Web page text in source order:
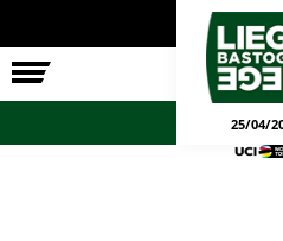
COURSE
OFFICIELS
25/04/